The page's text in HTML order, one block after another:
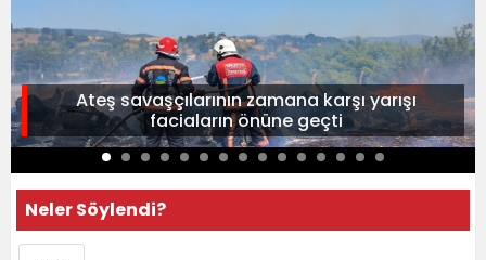
Ateş savaşçılarının zamana karşı yarışı
faciaların önüne geçti
Neler Söylendi?